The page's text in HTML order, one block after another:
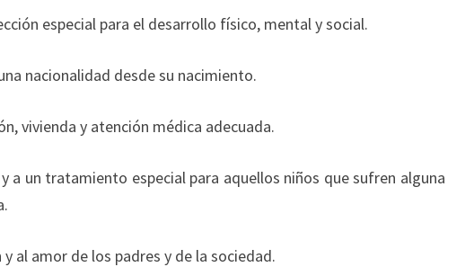
especial para el desarrollo físico, mental y social.
nacionalidad desde su nacimiento.
vivienda y atención médica adecuada.
a un tratamiento especial para aquellos niños que sufren alguna
al amor de los padres y de la sociedad.